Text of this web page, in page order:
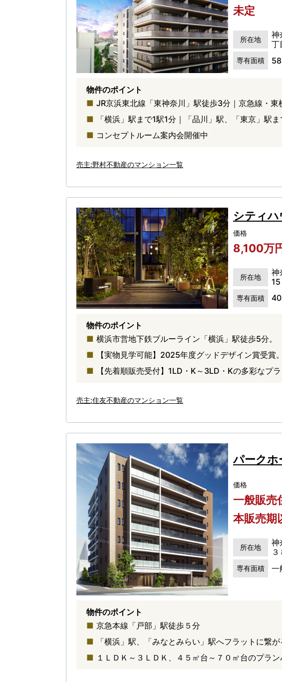
未定
所在地
神
丁
専有面積
物件のポイント
JR京浜東北線「東神奈川」駅徒歩3分｜京急線・
「横浜」駅まで1駅1分｜「品川」駅、「東京」駅
コンセプトルーム案内会開催中
売主:野村不動産のマンション一覧
シティ
価格
8,100万
所在地
神
15
専有面積
物件のポイント
横浜市営地下鉄ブルーライン「横浜」駅徒歩5分。
【実物見学可能】2025年度グッドデザイン賞受賞
【先着順販売受付】1LD・K～3LD・Kの多彩なプ
売主:住友不動産のマンション一覧
パークホ
価格
一般販売
本販売期
所在地
神
専有面積 一
物件のポイント
京急本線「戸部」駅徒歩５分
「横浜」駅、「みなとみらい」駅へフラットに繋
１ＬＤＫ～３ＬＤＫ、４５㎡台～７０㎡台のプラ